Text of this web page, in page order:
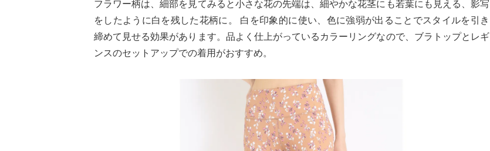
フラワー柄は、細部を見てみると小さな花の先端は、細やかな花茎にも若葉にも見える、影写
をしたように白を残した花柄に。 白を印象的に使い、色に強弱が出ることでスタイルを引き
締めて見せる効果があります。品よく仕上がっているカラーリングなので、ブラトップとレギ
ンスのセットアップでの着用がおすすめ。